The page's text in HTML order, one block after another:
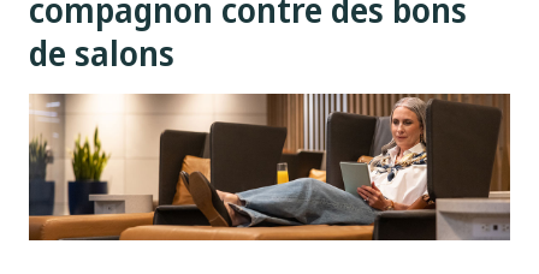
compagnon contre des bons
de salons